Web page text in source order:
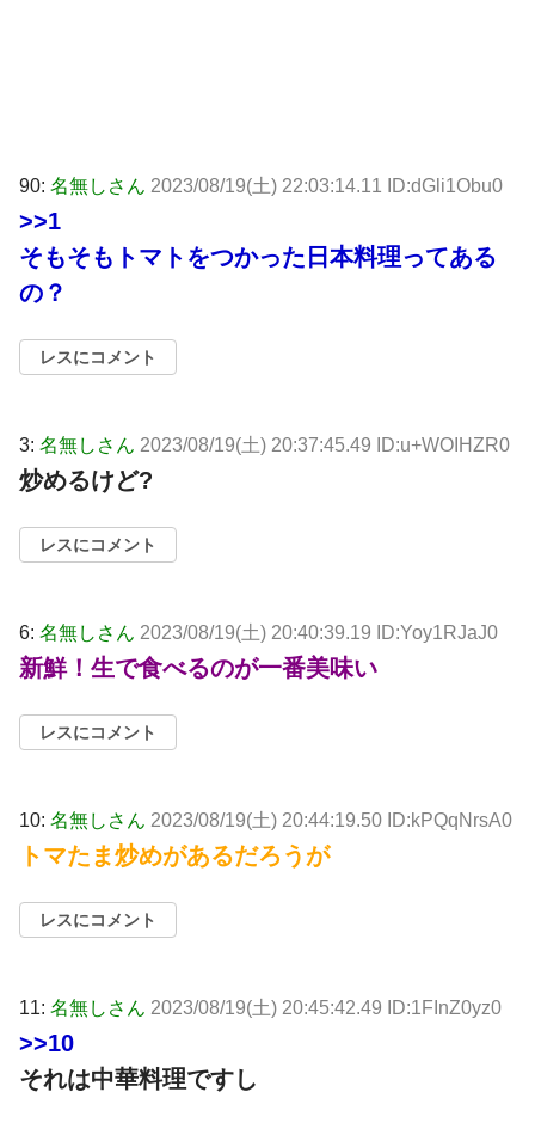
90: 名無しさん 2023/08/19(土) 22:03:14.11 ID:dGli1Obu0
>>1
そもそもトマトをつかった日本料理ってある
の？
レスにコメント
3: 名無しさん 2023/08/19(土) 20:37:45.49 ID:u+WOIHZR0
炒めるけど?
レスにコメント
6: 名無しさん 2023/08/19(土) 20:40:39.19 ID:Yoy1RJaJ0
新鮮！生で食べるのが一番美味い
レスにコメント
10: 名無しさん 2023/08/19(土) 20:44:19.50 ID:kPQqNrsA0
トマたま炒めがあるだろうが
レスにコメント
11: 名無しさん 2023/08/19(土) 20:45:42.49 ID:1FInZ0yz0
>>10
それは中華料理ですし